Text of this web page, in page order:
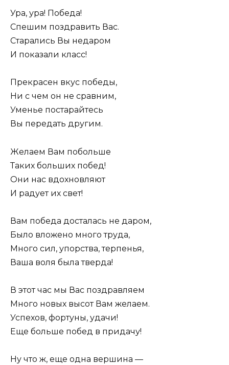
Ура, ура! Победа!
Спешим поздравить Вас.
Старались Вы недаром
И показали класс!
Прекрасен вкус победы,
Ни с чем он не сравним,
Уменье постарайтесь
Вы передать другим.
Желаем Вам побольше
Таких больших побед!
Они нас вдохновляют
И радует их свет!
Вам победа досталась не даром,
Было вложено много труда,
Много сил, упорства, терпенья,
Ваша воля была тверда!
В этот час мы Вас поздравляем
Много новых высот Вам желаем.
Успехов, фортуны, удачи!
Еще больше побед в придачу!
Ну что ж, еще одна вершина —